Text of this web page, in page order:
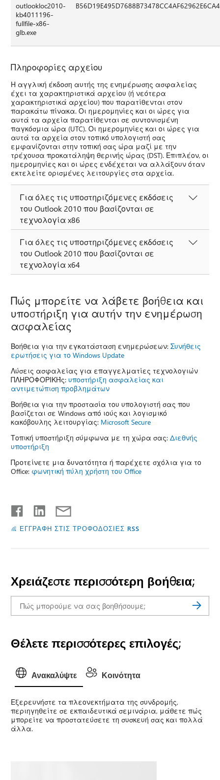
outlookloc2010-
kb4011196-
fullfile-x86-
glb.exe
Πληροφορίες αρχείου
Η αγγλική έκδοση αυτής της ενημέρωσης ασφαλείας
έχει τα χαρακτηριστικά αρχείου (ή νεότερα
χαρακτηριστικά αρχείου) που παρατίθενται στον
παρακάτω πίνακα. Οι ημερομηνίες και οι ώρες για
αυτά τα αρχεία παρατίθενται σε συντονισμένη
παγκόσμια ώρα (UTC). Οι ημερομηνίες και οι ώρες για
αυτά τα αρχεία στον τοπικό υπολογιστή σας
εμφανίζονται στην τοπική σας ώρα μαζί με την
τρέχουσα προκατάληψη θερινής ώρας (DST). Επιπλέον, οι
ημερομηνίες και οι ώρες ενδέχεται να αλλάξουν όταν
εκτελείτε ορισμένες λειτουργίες στα αρχεία.
Για όλες τις υποστηριζόμενες εκδόσεις
του Outlook 2010 που βασίζονται σε
τεχνολογία x86
Για όλες τις υποστηριζόμενες εκδόσεις
του Outlook 2010 που βασίζονται σε
τεχνολογία x64
Πώς μπορείτε να λάβετε βοήθεια και
υποστήριξη για αυτήν την ενημέρωση
ασφαλείας
Βοήθεια για την εγκατάσταση ενημερώσεων:Συνήθεις
ερωτήσεις για το Windows Update
Λύσεις ασφαλείας για επαγγελματίες τεχνολογιών
ΠΛΗΡΟΦΟΡΙΚΉς: υποστήριξη ασφαλείας και
αντιμετώπιση προβλημάτων
Βοήθεια για την προστασία του υπολογιστή σας που
βασίζεται σε Windows από ιούς και λογισμικό
κακόβουλης λειτουργίας: Microsoft Secure
Τοπική υποστήριξη σύμφωνα με τη χώρα σας:Διεθνής
υποστήριξη
Προτείνετε μια δυνατότητα ή παρέχετε σχόλια για το
Office: φωνητική πύλη χρήστη του Office
ΕΓΓΡΑΦΗ ΣΤΙΣ ΤΡΟΦΟΔΟΣΙΕΣ RSS
Χρειάζεστε περισσότερη βοήθεια;
Θέλετε περισσότερες επιλογές;
Ανακαλύψτε Κοινότητα
Εξερευνήστε τα πλεονεκτήματα της συνδρομής,
περιηγηθείτε σε εκπαιδευτικά σεμινάρια, μάθετε πώς
μπορείτε να προστατεύσετε τη συσκευή σας και πολλά
άλλα.